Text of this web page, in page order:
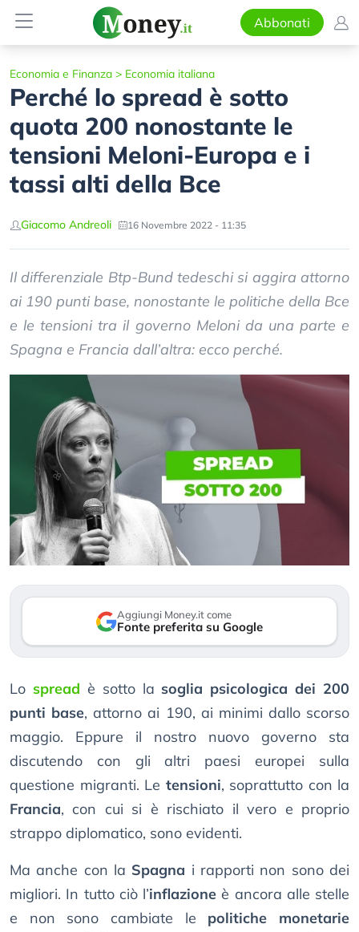
Abbonati
Economia e Finanza > Economia italiana
Perché lo spread è sotto
quota 200 nonostante le
tensioni Meloni-Europa e i
tassi alti della Bce
Giacomo Andreoli 16 Novembre 2022 - 11:35
Il differenziale Btp-Bund tedeschi si aggira attorno
ai 190 punti base, nonostante le politiche della Bce
e le tensioni tra il governo Meloni da una parte e
Spagna e Francia dall’altra: ecco perché.
Aggiungi Money.it come
Fonte preferita su Google
Lo spread è sotto la soglia psicologica dei 200
punti base, attorno ai 190, ai minimi dallo scorso
maggio. Eppure il nostro nuovo governo sta
discutendo con gli altri paesi europei sulla
questione migranti. Le tensioni, soprattutto con la
Francia, con cui si è rischiato il vero e proprio
strappo diplomatico, sono evidenti.
Ma anche con la Spagna i rapporti non sono dei
migliori. In tutto ciò l’inflazione è ancora alle stelle
e non sono cambiate le politiche monetarie